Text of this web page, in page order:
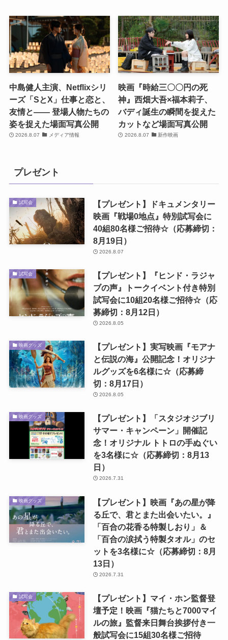
中島健人主演、Netflixシリ
ーズ「SとX」仕事と恋と、
友情と―― 登場人物たちの
姿を捉えた場面写真公開
2026.8.07 メディア情報
映画『時給三〇〇円の死
神』西畑大吾×福本莉子、
バディ誕生の瞬間を捉えた
カットなど場面写真公開
2026.8.07 新作映画
プレゼント
試写会
【プレゼント】ドキュメンタリー
映画『戦場0地点』特別試写会に
40組80名様ご招待☆（応募締切：
8月19日）
2026.8.07
試写会
【プレゼント】『ヒンド・ラジャ
ブの声』トークイベント付き特別
試写会に10組20名様ご招待☆（応
募締切：8月12日）
2026.8.05
映画グッズ
【プレゼント】実写映画『モアナ
と伝説の海』公開記念！オリジナ
ルグッズを6名様に☆（応募締
切：8月17日）
2026.8.05
映画グッズ
【プレゼント】「スタジオジブリ
サマー・キャンペーン」開催記
念！オリジナル トトロの手ぬぐい
を3名様に☆（応募締切：8月13
日）
2026.7.31
映画グッズ
【プレゼント】映画『あの星が降
る丘で、君とまた出会いたい。』
「百合の花香る特製しおり」＆
「百合の涙拭う特製タオル」のセ
ットを3名様に☆（応募締切：8月
13日）
2026.7.31
試写会
【プレゼント】マイ・ホン監督登
壇予定！映画『猫たちと7000マイ
ルの旅』監督来日舞台挨拶付き一
般試写会に15組30名様ご招待